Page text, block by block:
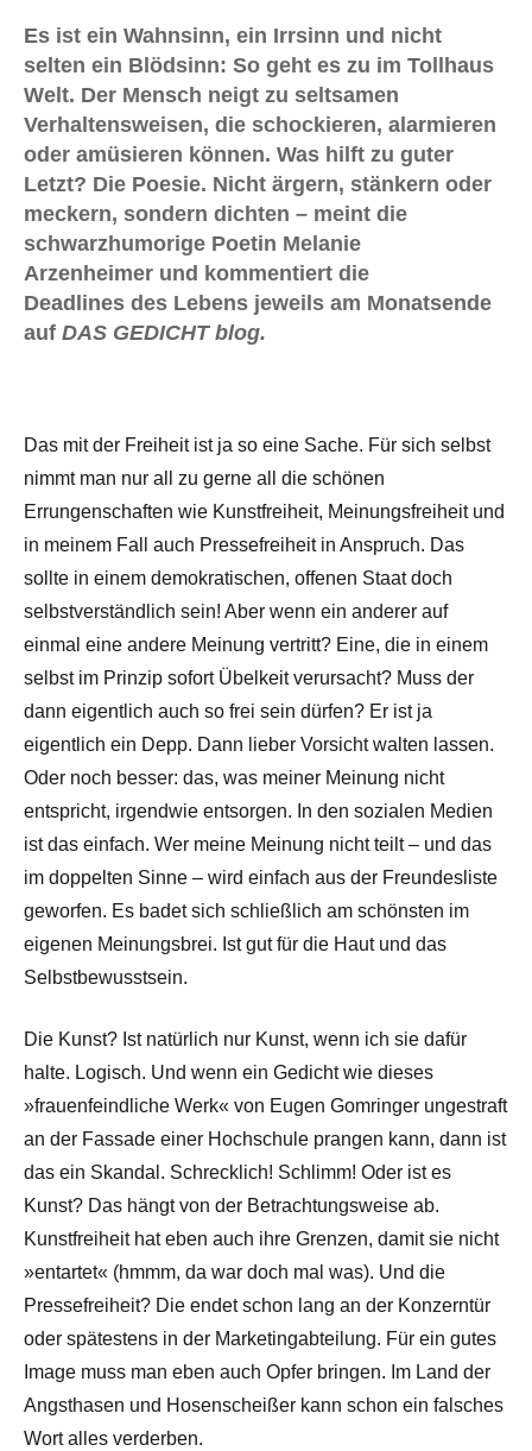
Es ist ein Wahnsinn, ein Irrsinn und nicht
selten ein Blödsinn: So geht es zu im Tollhaus
Welt. Der Mensch neigt zu seltsamen
Verhaltensweisen, die schockieren, alarmieren
oder amüsieren können. Was hilft zu guter
Letzt? Die Poesie. Nicht ärgern, stänkern oder
meckern, sondern dichten – meint die
schwarzhumorige Poetin Melanie
Arzenheimer und kommentiert die
Deadlines des Lebens jeweils am Monatsende
auf DAS GEDICHT blog.
Das mit der Freiheit ist ja so eine Sache. Für sich selbst
nimmt man nur all zu gerne all die schönen
Errungenschaften wie Kunstfreiheit, Meinungsfreiheit und
in meinem Fall auch Pressefreiheit in Anspruch. Das
sollte in einem demokratischen, offenen Staat doch
selbstverständlich sein! Aber wenn ein anderer auf
einmal eine andere Meinung vertritt? Eine, die in einem
selbst im Prinzip sofort Übelkeit verursacht? Muss der
dann eigentlich auch so frei sein dürfen? Er ist ja
eigentlich ein Depp. Dann lieber Vorsicht walten lassen.
Oder noch besser: das, was meiner Meinung nicht
entspricht, irgendwie entsorgen. In den sozialen Medien
ist das einfach. Wer meine Meinung nicht teilt – und das
im doppelten Sinne – wird einfach aus der Freundesliste
geworfen. Es badet sich schließlich am schönsten im
eigenen Meinungsbrei. Ist gut für die Haut und das
Selbstbewusstsein.
Die Kunst? Ist natürlich nur Kunst, wenn ich sie dafür
halte. Logisch. Und wenn ein Gedicht wie dieses
»frauenfeindliche Werk« von Eugen Gomringer ungestraft
an der Fassade einer Hochschule prangen kann, dann ist
das ein Skandal. Schrecklich! Schlimm! Oder ist es
Kunst? Das hängt von der Betrachtungsweise ab.
Kunstfreiheit hat eben auch ihre Grenzen, damit sie nicht
»entartet« (hmmm, da war doch mal was). Und die
Pressefreiheit? Die endet schon lang an der Konzerntür
oder spätestens in der Marketingabteilung. Für ein gutes
Image muss man eben auch Opfer bringen. Im Land der
Angsthasen und Hosenscheißer kann schon ein falsches
Wort alles verderben.